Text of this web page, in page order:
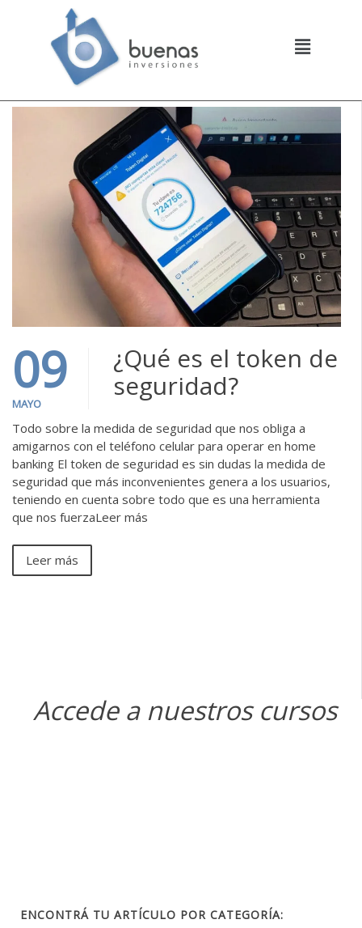
09
MAYO
¿Qué es el token de
seguridad?
Todo sobre la medida de seguridad que nos obliga a
amigarnos con el teléfono celular para operar en home
banking El token de seguridad es sin dudas la medida de
seguridad que más inconvenientes genera a los usuarios,
teniendo en cuenta sobre todo que es una herramienta
que nos fuerzaLeer más
Leer más
Accede a nuestros cursos
ENCONTRÁ TU ARTÍCULO POR CATEGORÍA: